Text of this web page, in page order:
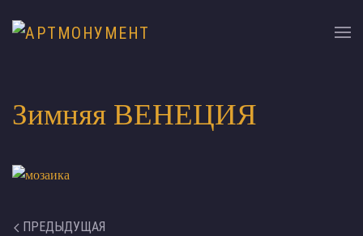
Зимняя ВЕНЕЦИЯ
ПРЕДЫДУЩАЯ